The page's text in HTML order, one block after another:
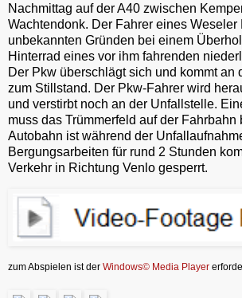
e
n
d
l
y
Nachmittag auf der A40 zwischen
Wachtendonk. Der Fahrer eines Weseler
unbekannten Gründen bei einem
Hinterrad eines vor ihm fahrenden
Der Pkw überschlägt sich und kommt an
zum Stillstand. Der Pkw-Fahrer wird
und verstirbt noch an der Unfallstelle.
muss das Trümmerfeld auf der Fahrbahn
Autobahn ist während der
Bergungsarbeiten für rund 2 Stunden
Verkehr in Richtung Venlo gesperrt.
zum Abspielen ist der Windows© Media Player